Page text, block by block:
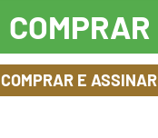
COMPRAR
COMPRAR E ASSINAR